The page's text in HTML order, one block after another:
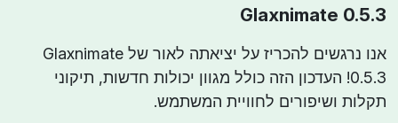
Glaxnimate 0.5.3
אנו נרגשים להכריז על יציאתה לאור של Glaxnimate
0.5.3! העדכון הזה כולל מגוון יכולות חדשות, תיקוני
תקלות ושיפורים לחוויית המשתמש.